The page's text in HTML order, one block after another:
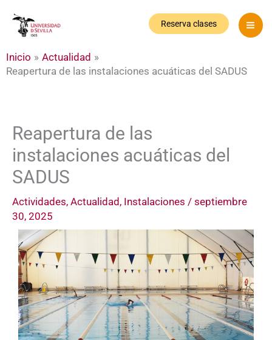
Reserva clases
Inicio
Actualidad
Reapertura de las instalaciones acuáticas del SADUS
Reapertura de las
instalaciones acuáticas del
SADUS
Actividades, Actualidad, Instalaciones / septiembre
30, 2025